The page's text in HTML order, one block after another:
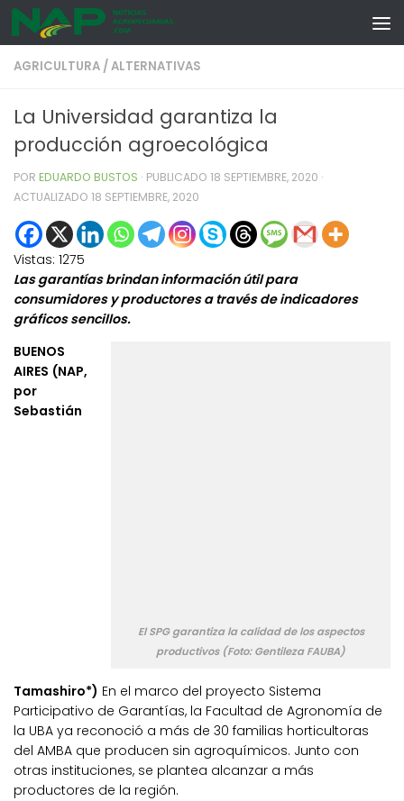
Skip to content
AGRICULTURA /ALTERNATIVAS
La Universidad garantiza la
producción agroecológica
POR EDUARDO BUSTOS · PUBLICADO 18 SEPTIEMBRE, 2020 ·
ACTUALIZADO 18 SEPTIEMBRE, 2020
Vistas: 1275
Las garantías brindan información útil para
consumidores y productores a través de indicadores
gráficos sencillos.
El SPG garantiza la calidad de los aspectos
productivos (Foto: Gentileza FAUBA)
BUENOS
AIRES (NAP,
por
Sebastián
Tamashiro*) En el marco del proyecto Sistema
Participativo de Garantías, la Facultad de Agronomía de
la UBA ya reconoció a más de 30 familias horticultoras
del AMBA que producen sin agroquímicos. Junto con
otras instituciones, se plantea alcanzar a más
productores de la región.